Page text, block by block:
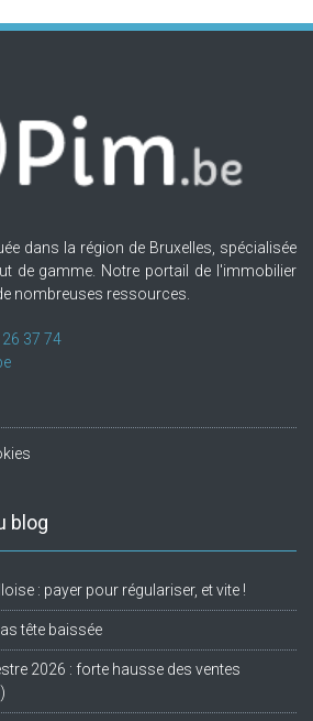
dans la région de Bruxelles, spécialisée
de gamme. Notre portail de l'immobilier
nombreuses ressources.
37 74
blog
: payer pour régulariser, et vite !
tête baissée
2026 : forte hausse des ventes